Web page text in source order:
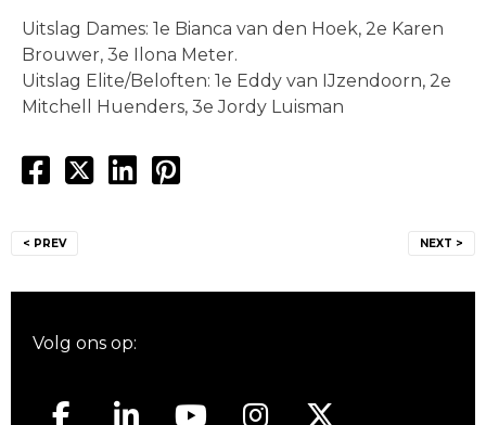
Uitslag Dames: 1e Bianca van den Hoek, 2e Karen
Brouwer, 3e Ilona Meter.
Uitslag Elite/Beloften: 1e Eddy van IJzendoorn, 2e
Mitchell Huenders, 3e Jordy Luisman
navigatie
< PREV NEXT >
Volg ons op: